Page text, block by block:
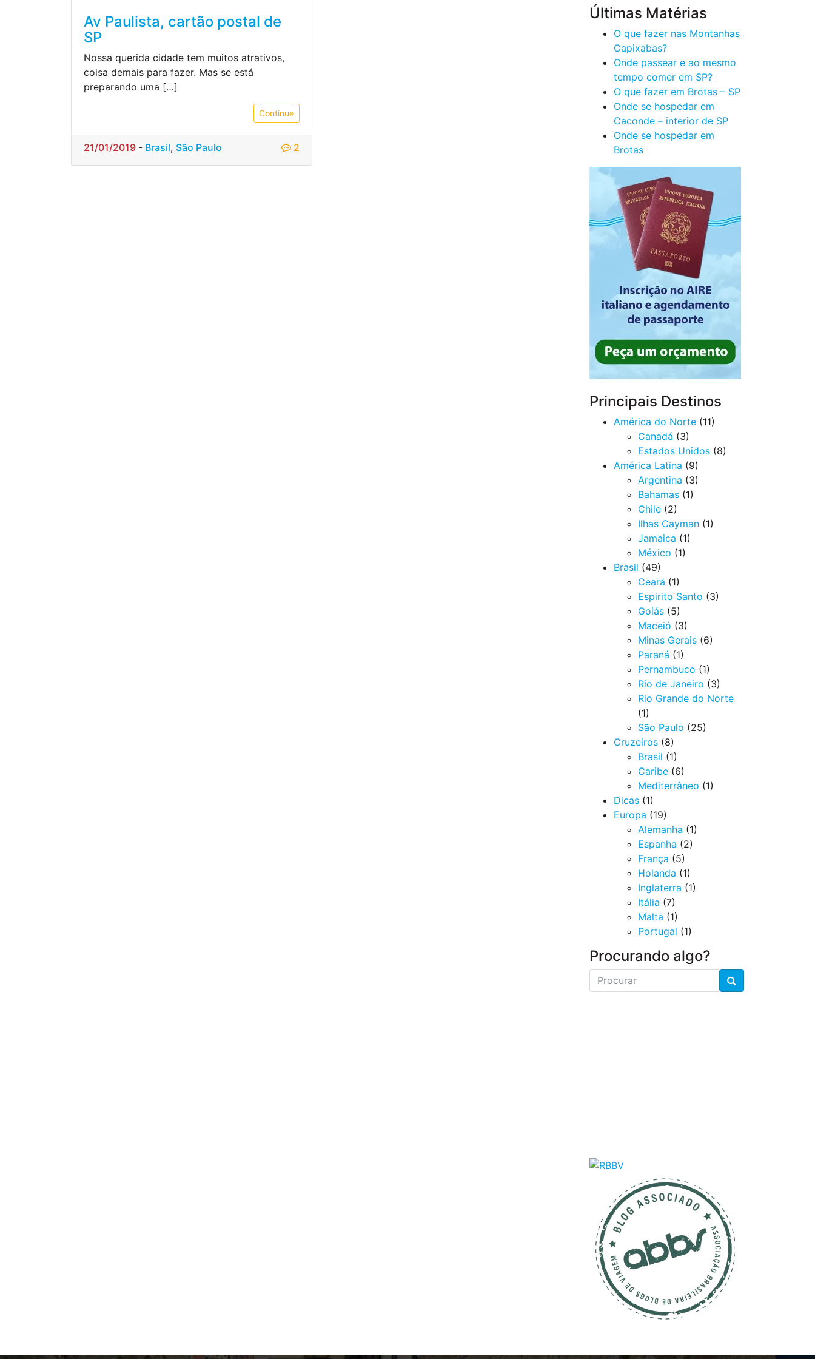
Av Paulista, cartão postal de
SP
Nossa querida cidade tem muitos atrativos,
coisa demais para fazer. Mas se está
preparando uma […]
Continue
21/01/2019 - Brasil, São Paulo 2
Últimas Matérias
O que fazer nas Montanhas
Capixabas?
Onde passear e ao mesmo
tempo comer em SP?
O que fazer em Brotas – SP
Onde se hospedar em
Caconde – interior de SP
Onde se hospedar em
Brotas
Principais Destinos
América do Norte (11)
Canadá (3)
Estados Unidos (8)
América Latina (9)
Argentina (3)
Bahamas (1)
Chile (2)
Ilhas Cayman (1)
Jamaica (1)
México (1)
Brasil (49)
Ceará (1)
Espirito Santo (3)
Goiás (5)
Maceió (3)
Minas Gerais (6)
Paraná (1)
Pernambuco (1)
Rio de Janeiro (3)
Rio Grande do Norte
(1)
São Paulo (25)
Cruzeiros (8)
Brasil (1)
Caribe (6)
Mediterrâneo (1)
Dicas (1)
Europa (19)
Alemanha (1)
Espanha (2)
França (5)
Holanda (1)
Inglaterra (1)
Itália (7)
Malta (1)
Portugal (1)
Procurando algo?